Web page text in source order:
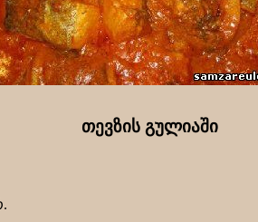
თევზის გულიაში